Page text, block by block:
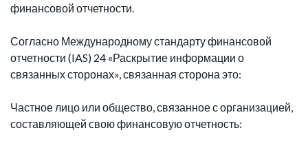
финансовой отчетности.
Согласно Международному стандарту финансовой
отчетности (IAS) 24 «Раскрытие информации о
связанных сторонах», связанная сторона это:
Частное лицо или общество, связанное с организацией,
составляющей свою финансовую отчетность: